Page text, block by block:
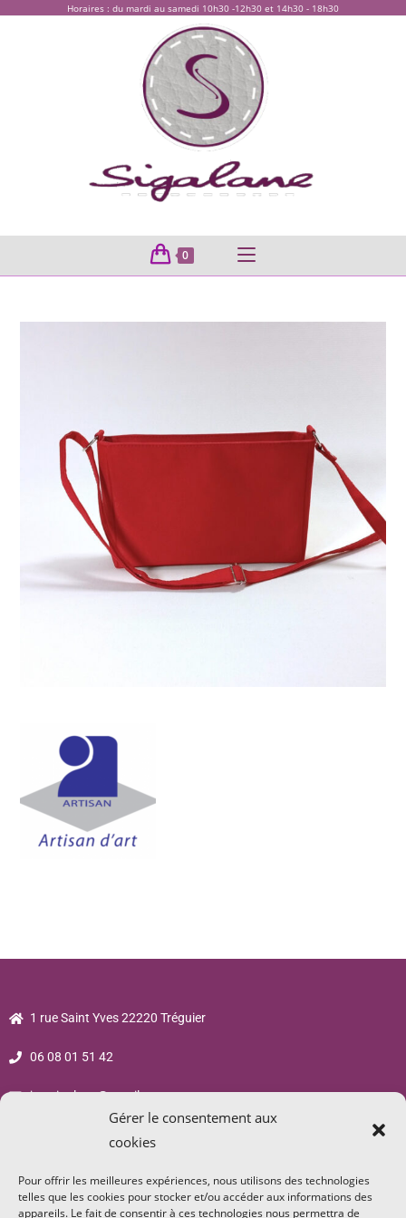
Gérer le consentement aux
cookies
Pour offrir les meilleures expériences, nous utilisons des technologies
telles que les cookies pour stocker et/ou accéder aux informations des
appareils. Le fait de consentir à ces technologies nous permettra de
Horaires : du mardi au samedi 10h30 -12h30 et 14h30 - 18h30
0
1 rue Saint Yves 22220 Tréguier
06 08 01 51 42
jsp.sigalane@gmail.com